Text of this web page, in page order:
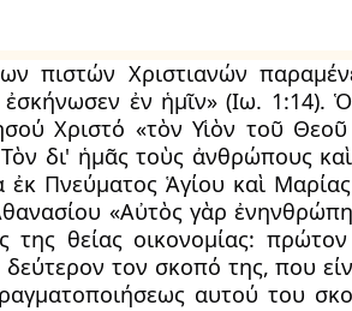
πιστών Χριστιανών
ἐν ἡμῖν» (Ιω. 1:14).
Χριστό «τὸν Υἱὸν τοῦ
δι' ἡμᾶς τοὺς ἀνθρώπους
Πνεύματος Ἁγίου καὶ
«Αὐτὸς γὰρ
της θείας οικονομίας:
τον σκοπό της, που
αυτού του